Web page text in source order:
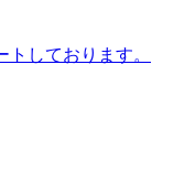
しております。